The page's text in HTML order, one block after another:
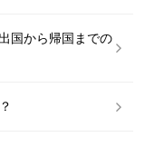
国から帰国までの